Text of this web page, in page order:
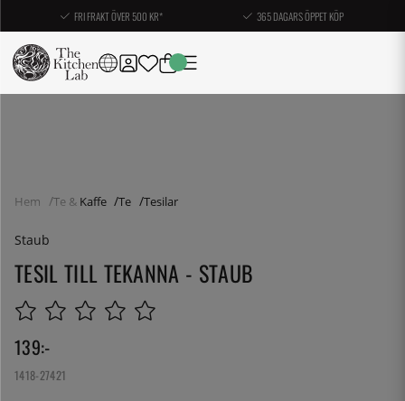
FRI FRAKT ÖVER 500 KR* 365 DAGARS ÖPPET KÖP
Hem Te & Kaffe Te Tesilar
Staub
TESIL TILL TEKANNA - STAUB
139:-
1418-27421